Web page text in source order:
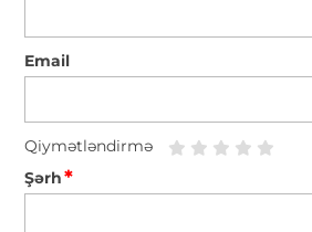
Email
Qiymətləndirmə
Şərh*